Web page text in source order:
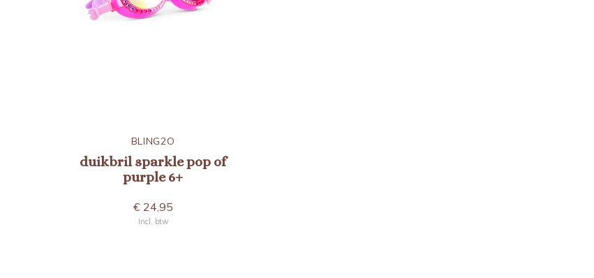
BLING2O
duikbril sparkle pop of
purple 6+
€ 24,95
Incl. btw